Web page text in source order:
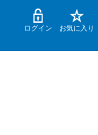
ログイン お気に入り